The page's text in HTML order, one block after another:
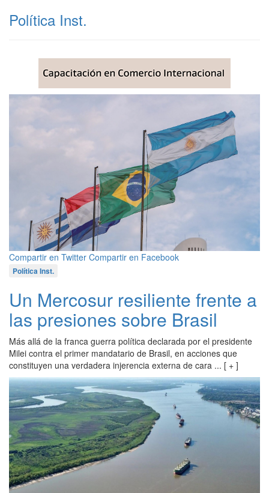
Política Inst.
Compartir en Twitter Compartir en Facebook
Política Inst.
Un Mercosur resiliente frente a
las presiones sobre Brasil
Más allá de la franca guerra política declarada por el presidente
Milei contra el primer mandatario de Brasil, en acciones que
constituyen una verdadera injerencia externa de cara ... [ + ]